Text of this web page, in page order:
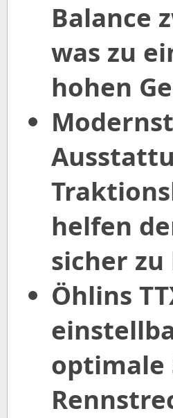
Balance
was zu
hohen
helfen
sicher
Öhlins
optimale